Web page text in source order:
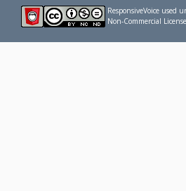
ResponsiveVoice used
Non-Commercial License